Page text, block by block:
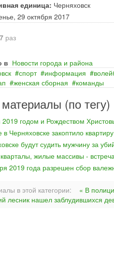
единица: Черняховск
29 октября 2017
раз
в Новости города и района
спорт информация
женская сборная команды
(по тегу)
годом и Рождеством
Черняховске закоптило квартиру
будут судить мужчину за
жилые массивы -
2019 года разрешен сбор
в этой категории:
« В
лесник нашел заблудившихся